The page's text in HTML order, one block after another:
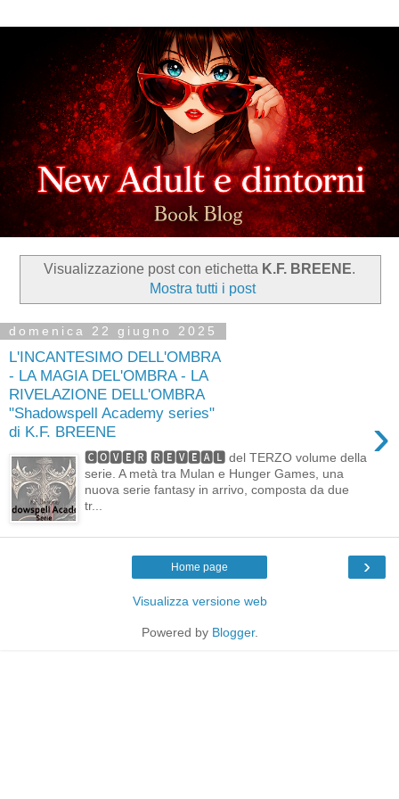
Visualizzazione post con etichetta K.F. BREENE.
Mostra tutti i post
domenica 22 giugno 2025
L'INCANTESIMO DELL'OMBRA
- LA MAGIA DEL'OMBRA - LA
RIVELAZIONE DELL'OMBRA
"Shadowspell Academy series"
di K.F. BREENE
›
🅲🅾🆅🅴🆁 🆁🅴🆅🅴🅰🅻 del TERZO volume della
serie. A metà tra Mulan e Hunger Games, una
nuova serie fantasy in arrivo, composta da due
tr...
›
Home page
Visualizza versione web
Powered by Blogger.